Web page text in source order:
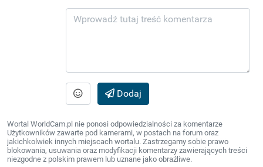
Dodaj
Wortal WorldCam.pl nie ponosi odpowiedzialności za komentarze
Użytkowników zawarte pod kamerami, w postach na forum oraz
jakichkolwiek innych miejscach wortalu. Zastrzegamy sobie prawo
blokowania, usuwania oraz modyfikacji komentarzy zawierających treści
niezgodne z polskim prawem lub uznane jako obraźliwe.